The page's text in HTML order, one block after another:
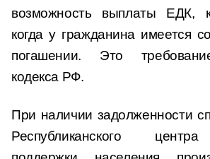
возможность выплаты ЕДК,
когда у гражданина имеется
погашении. Это
кодекса РФ.
При наличии задолженности
Республиканского